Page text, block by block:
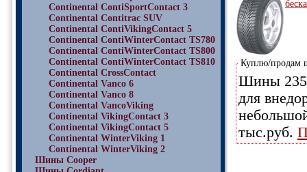
Continental ContiSportContact 3
Continental Contitrac SUV
Continental ContiVikingContact 5
Continental ContiWinterContact TS780
Continental ContiWinterContact TS800
Continental ContiWinterContact TS810
Continental CrossContact
Continental Vanco 6
Continental Vanco 8
Continental VancoViking
Continental VikingContact 3
Continental VikingContact 5
Continental WinterViking 1
Continental WinterViking 2
Шины Cooper
Куплю/продам
Шины 235/
для
тыс.руб.